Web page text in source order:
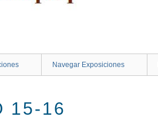
Navegar Exposiciones
15-16